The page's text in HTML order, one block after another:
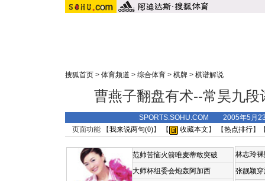
搜狐首页 > 体育频道 > 综合体育 > 棋牌 > 棋谱解说
曹燕子翻盘有术--常昊九
SPORTS.SOHU.COM 2005年5月
页面功能 【我来说两句(0)】 【 收藏本文 】 【热点排行】
范帅苦恼火箭唯麦蒂敢突破
大师杯组委会炮轰阿加西
林志玲
张靓颖